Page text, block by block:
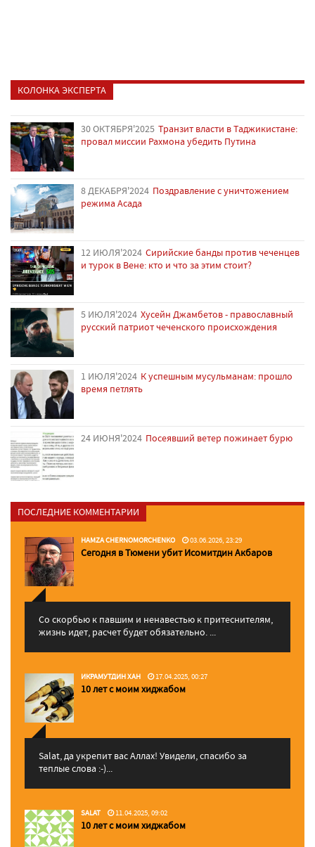
КОЛОНКА ЭКСПЕРТА
30 ОКТЯБРЯ'2025 Транзит власти в Таджикистане:
провал миссии Рахмона убедить Путина
8 ДЕКАБРЯ'2024 Поздравление с уничтожением
режима Асада
12 ИЮЛЯ'2024 Сирийские банды против чеченцев
и турок в Вене: кто и что за этим стоит?
5 ИЮЛЯ'2024 Хусейн Джамбетов - православный
русский патриот чеченского происхождения
1 ИЮЛЯ'2024 К успешным мусульманам: прошло
время петлять
24 ИЮНЯ'2024 Посеявший ветер пожинает бурю
ПОСЛЕДНИЕ КОММЕНТАРИИ
HAMZA CHERNOMORCHENKO 03.06.2026, 23:29
Сегодня в Тюмени убит Исомитдин Акбаров
Со скорбью к павшим и ненавестью к притеснителям,
жизнь идет, расчет будет обязательно. ...
ИКРАМУТДИН ХАН 17.04.2025, 00:27
10 лет с моим хиджабом
Salat, да укрепит вас Аллаx! Увидели, спасибо за
теплые слова :-)...
SALAT 11.04.2025, 09:02
10 лет с моим хиджабом